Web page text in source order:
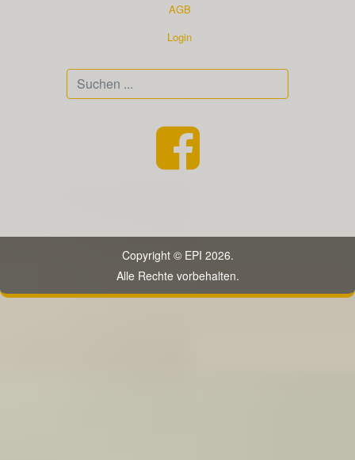
AGB
Login
Copyright © EPI 2026.
Alle Rechte vorbehalten.